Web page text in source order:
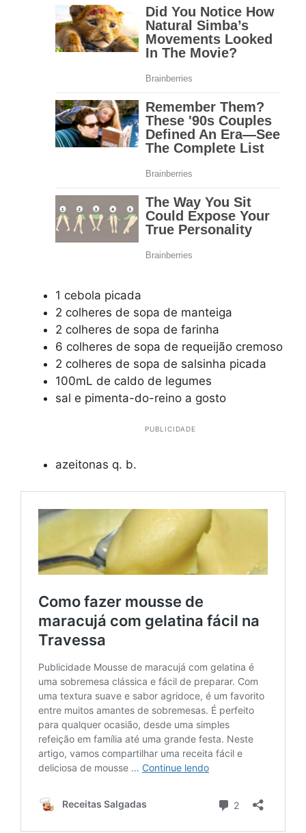
1 cebola picada
2 colheres de sopa de manteiga
2 colheres de sopa de farinha
6 colheres de sopa de requeijão cremoso
2 colheres de sopa de salsinha picada
100mL de caldo de legumes
sal e pimenta-do-reino a gosto
PUBLICIDADE
azeitonas q. b.